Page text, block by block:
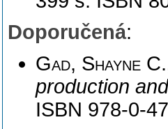
Doporučená:
Gad, Shayne
production
ISBN 978-0-